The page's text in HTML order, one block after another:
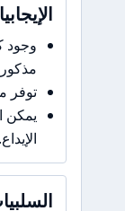
وجود
توفر
يمكن
الإيداع.